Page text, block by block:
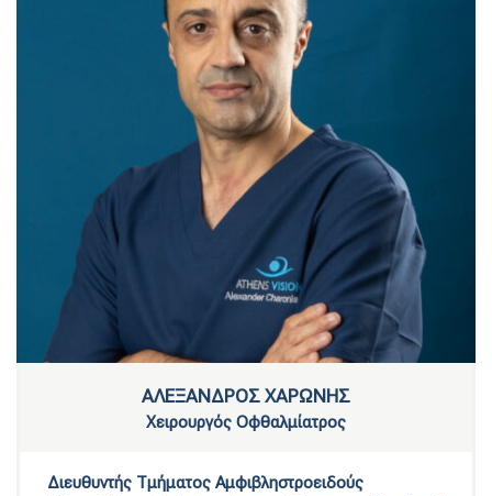
ΑΛΕΞΑΝΔΡΟΣ ΧΑΡΩΝΗΣ
Χειρουργός Οφθαλμίατρος
Διευθυντής Τμήματος Αμφιβληστροειδούς